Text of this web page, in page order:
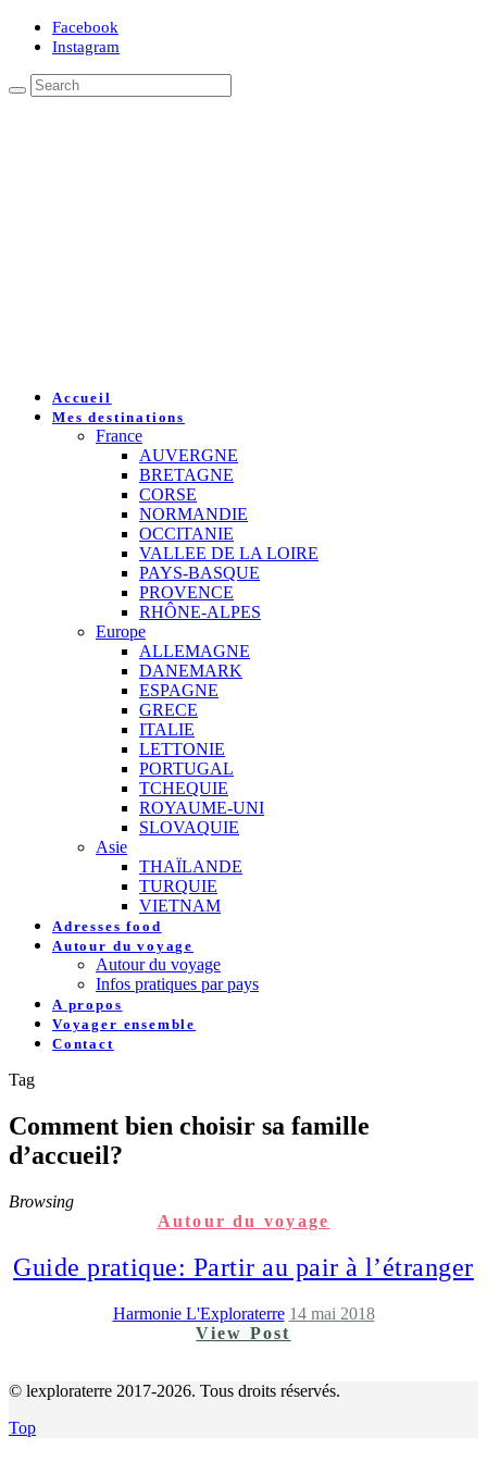
Facebook
Instagram
Accueil
Mes destinations
France
AUVERGNE
BRETAGNE
CORSE
NORMANDIE
OCCITANIE
VALLEE DE LA LOIRE
PAYS-BASQUE
PROVENCE
RHÔNE-ALPES
Europe
ALLEMAGNE
DANEMARK
ESPAGNE
GRECE
ITALIE
LETTONIE
PORTUGAL
TCHEQUIE
ROYAUME-UNI
SLOVAQUIE
Asie
THAÏLANDE
TURQUIE
VIETNAM
Adresses food
Autour du voyage
Autour du voyage
Infos pratiques par pays
A propos
Voyager ensemble
Contact
Tag
Comment bien choisir sa famille
d’accueil?
Browsing
Autour du voyage
Guide pratique: Partir au pair à l’étranger
Harmonie L'Exploraterre 14 mai 2018
View Post
© lexploraterre 2017-2026. Tous droits réservés.
Top